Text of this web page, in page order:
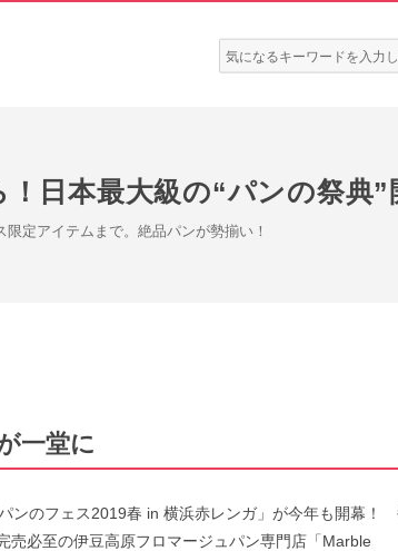
検
索:
日本最大級の“パンの祭典”
定アイテムまで。絶品パンが勢揃い！
一堂に
ンのフェス2019春 in 横浜赤レンガ」が今年も開幕！
売必至の伊豆高原フロマージュパン専門店「Marble